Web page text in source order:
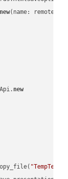
new(name:
new